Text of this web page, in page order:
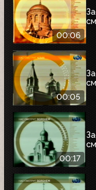
00:06
00:05
00:17